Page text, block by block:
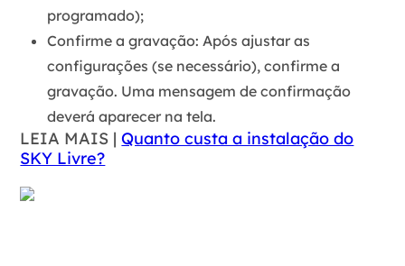
programado);
Confirme a gravação: Após ajustar as
configurações (se necessário), confirme a
gravação. Uma mensagem de confirmação
deverá aparecer na tela.
LEIA MAIS |Quanto custa a instalação do
SKY Livre?